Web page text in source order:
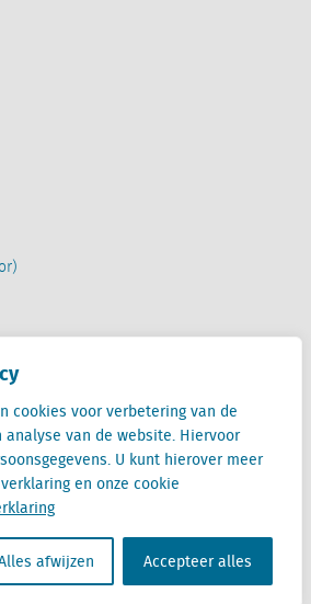
cookies voor verbetering van de
van de website. Hiervoor
U kunt hierover meer
en onze cookie
afwijzen Accepteer alles
B.V. are wholly-owned subsidiaries of Green Street